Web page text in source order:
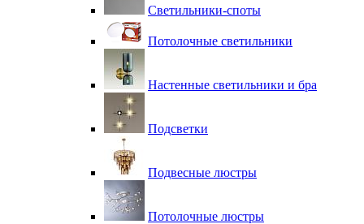
Светильники-споты
Потолочные светильники
Настенные светильники и бра
Подсветки
Подвесные люстры
Потолочные люстры